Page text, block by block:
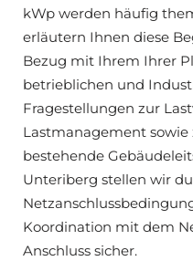
kWp werden häufig
erläutern Ihnen diese
Bezug mit Ihrem Ihrer
betrieblichen und
Fragestellungen zur
Lastmanagement
bestehende
Unteriberg stellen wir
Koordination mit dem
Anschluss sicher.